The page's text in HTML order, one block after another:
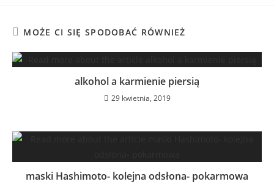
MOŻE CI SIĘ SPODOBAĆ RÓWNIEŻ
alkohol a karmienie piersią
29 kwietnia, 2019
maski Hashimoto- kolejna odsłona- pokarmowa